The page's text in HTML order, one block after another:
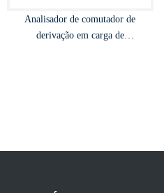
Analisador de comutador de
derivação em carga de